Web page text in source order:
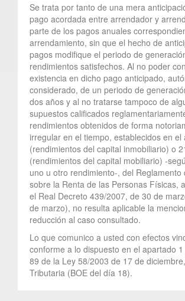
Se trata por tanto de una mera
pago acordada entre arrendador y
parte de los pagos anuales
arrendamiento, sin que el hecho de
pagos modifique el periodo de
rendimientos satisfechos. Al no poder
existencia en dicho pago anticipado,
considerado, de un periodo de
dos años y al no tratarse tampoco de
supuestos calificados
rendimientos obtenidos de forma
irregular en el tiempo, establecidos en el
(rendimientos del capital inmobiliario) o
(rendimientos del capital mobiliario) -
uno u otro rendimiento-, del Reglamento
sobre la Renta de las Personas Físicas,
el Real Decreto 439/2007, de 30 de
de marzo), no resulta aplicable la
reducción al caso consultado.
Lo que comunico a usted con efectos
conforme a lo dispuesto en el apartado
89 de la Ley 58/2003 de 17 de
Tributaria (BOE del día 18).